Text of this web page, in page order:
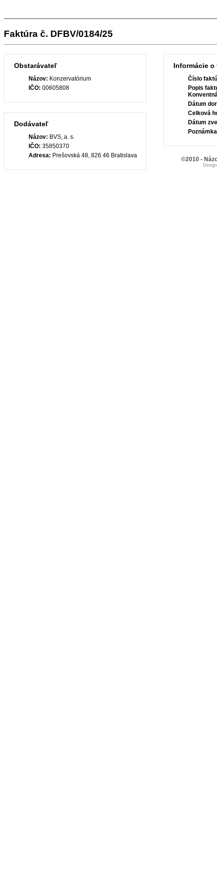
Faktúra č. DFBV/0184/25
Obstarávateľ
Názov: Konzervatórium
IČO: 00605808
Dodávateľ
Názov: BVS, a. s.
IČO: 35850370
Adresa: Prešovská 48, 826 46 Bratislava
Informácie o
Číslo
Popis
Dátum
Celková
Dátum
©2010 -